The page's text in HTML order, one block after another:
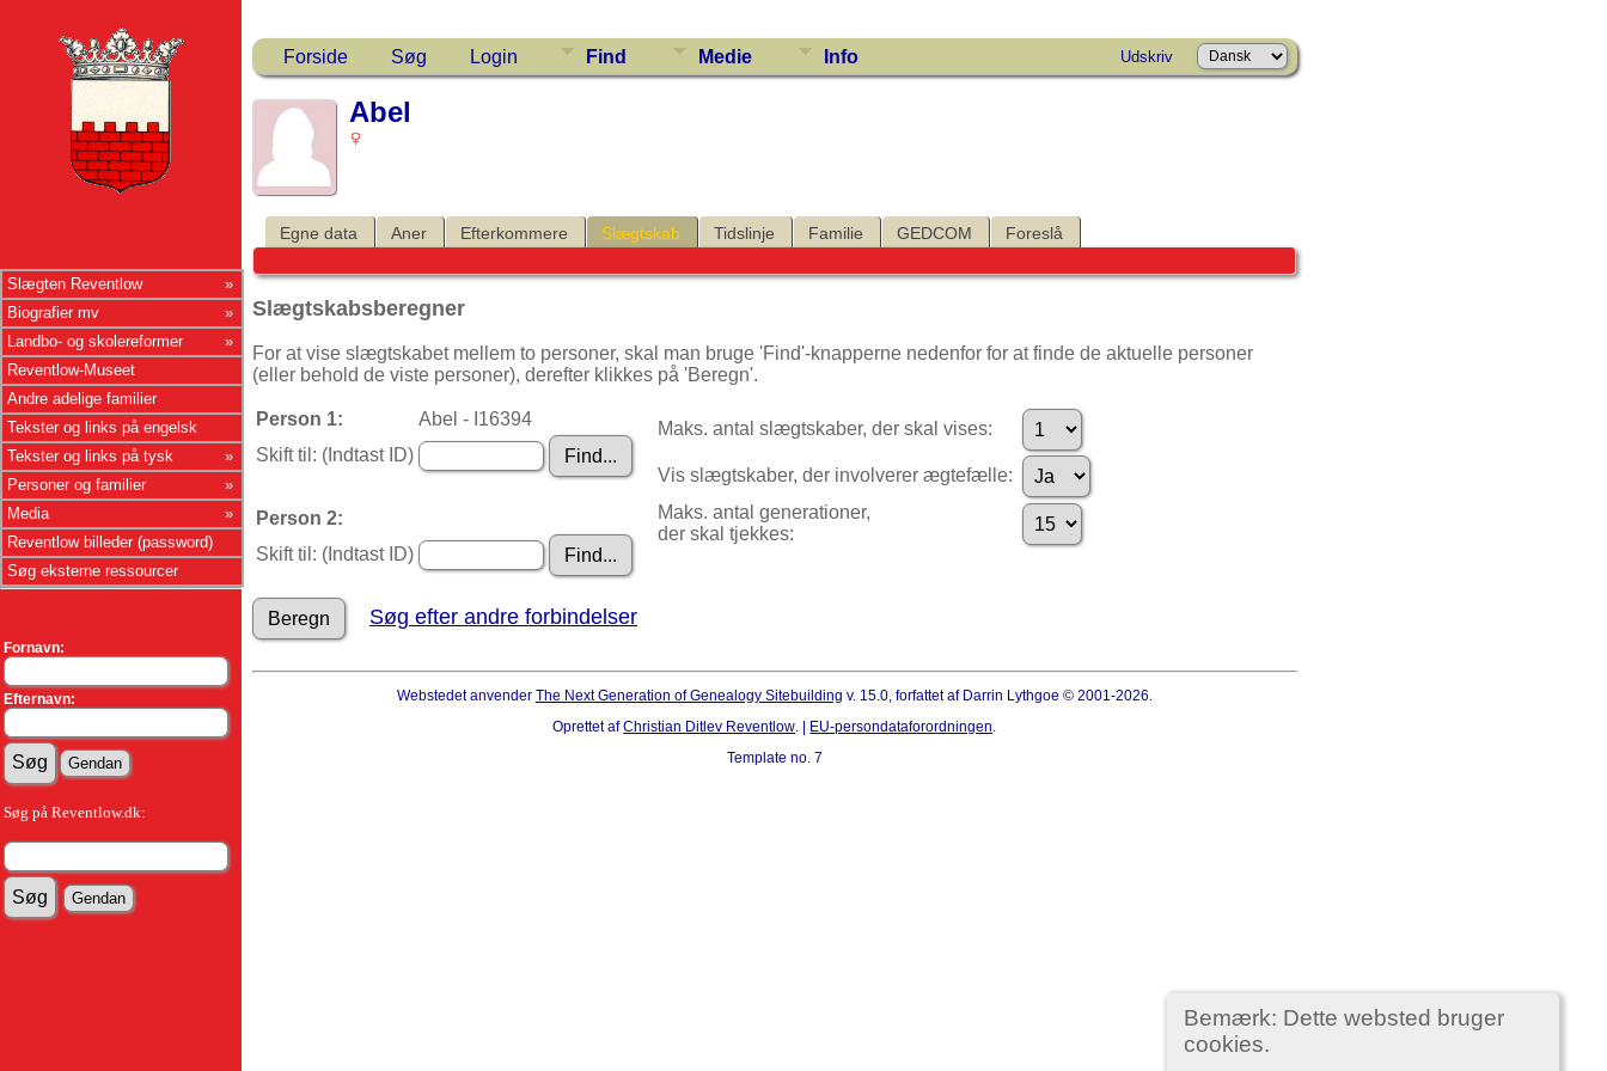
Slægten Reventlow
Biografier mv
Landbo- og skolereformer
Reventlow-Museet
Andre adelige familier
Tekster og links på engelsk
Tekster og links på tysk
Personer og familier
Media
Reventlow billeder (password)
Søg eksterne ressourcer
Fornavn:
Efternavn:
Søg på Reventlow.dk:
Forside Søg Login Find Medie Info Udskriv
Bemærk: Dette websted bruger
cookies.
Abel
Egne data Aner Efterkommere Slægtskab Tidslinje Familie GEDCOM Foreslå
Slægtskabsberegner
For at vise slægtskabet mellem to personer, skal man bruge 'Find'-knapperne nedenfor for at finde de aktuelle personer
(eller behold de viste personer), derefter klikkes på 'Beregn'.
Person 1:
Abel - I16394
Skift til: (Indtast ID)
Person 2:
Skift til: (Indtast ID)
Maks. antal slægtskaber, der skal vises:
Vis slægtskaber, der involverer ægtefælle:
Maks. antal generationer,
der skal tjekkes:
Søg efter andre forbindelser
Webstedet anvender The Next Generation of Genealogy Sitebuilding v. 15.0, forfattet af Darrin Lythgoe © 2001-2026.
Oprettet afChristian Ditlev Reventlow. | EU-persondataforordningen.
Template no. 7